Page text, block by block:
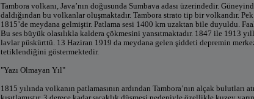
Tambora volkanı, Java’nın doğusunda Sumbava adası üzerindedir.
daldığından bu volkanlar oluşmaktadır. Tambora strato tip bir volkandır.
1815’de meydana gelmiştir. Patlama sesi 1400 km uzaktan bile duyuldu.
Bu ses büyük olasılıkla kaldera çökmesini yansıtmaktadır. 1847 ile 1913
lavlar püskürttü. 13 Haziran 1919 da meydana gelen şiddeti depremin
tetiklendiğini göstermektedir.
"Yazı Olmayan Yıl"
1815 yılında volkanın patlamasının ardından Tambora’nın alçak bulutları